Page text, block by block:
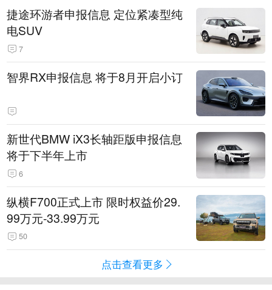
捷途环游者申报信息 定位紧凑型纯
电SUV
7
智界RX申报信息 将于8月开启小订
新世代BMW iX3长轴距版申报信息
将于下半年上市
6
纵横F700正式上市 限时权益价29.
99万元-33.99万元
50
点击查看更多